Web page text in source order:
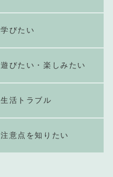
学びたい
遊びたい・楽しみたい
生活トラブル
注意点を知りたい